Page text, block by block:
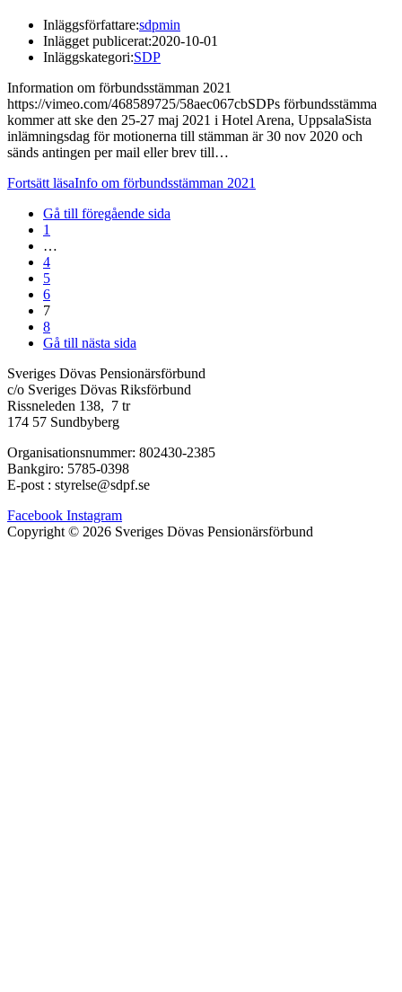
Inläggsförfattare:sdpmin
Inlägget publicerat:2020-10-01
Inläggskategori:SDP
Information om förbundsstämman 2021
https://vimeo.com/468589725/58aec067cbSDPs förbundsstämma
kommer att ske den 25-27 maj 2021 i Hotel Arena, UppsalaSista
inlämningsdag för motionerna till stämman är 30 nov 2020 och
sänds antingen per mail eller brev till…
Fortsätt läsaInfo om förbundsstämman 2021
Gå till föregående sida
1
…
4
5
6
7
8
Gå till nästa sida
Sveriges Dövas Pensionärsförbund
c/o Sveriges Dövas Riksförbund
Rissneleden 138, 7 tr
174 57 Sundbyberg
Organisationsnummer: 802430-2385
Bankgiro: 5785-0398
E-post : styrelse@sdpf.se
Facebook Instagram
Copyright © 2026 Sveriges Dövas Pensionärsförbund